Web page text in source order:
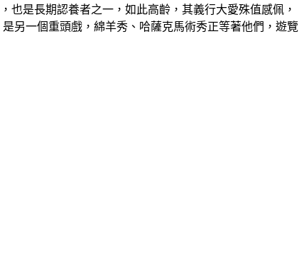
也是長期認養者之一，如此高齡，其義行大愛殊值感佩，
另一個重頭戲，綿羊秀、哈薩克馬術秀正等著他們，遊覽